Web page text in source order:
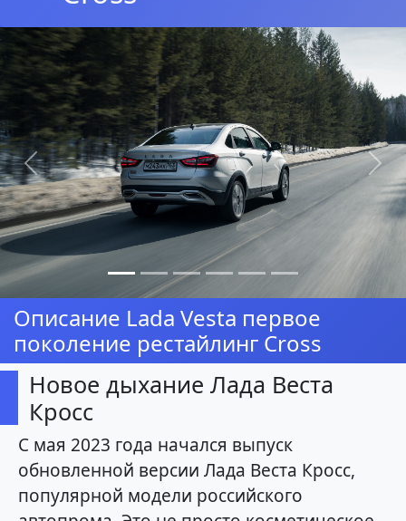
Предыдущая
Описание Lada Vesta первое
поколение рестайлинг Cross
Новое дыхание Лада Веста
Кросс
С мая 2023 года начался выпуск
обновленной версии Лада Веста Кросс,
популярной модели российского